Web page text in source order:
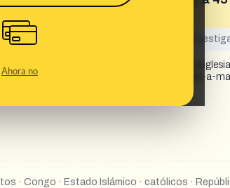
Ahora no
This content has not yet been
machetazos, al menos, a 43 católicos en una
2025/07/28/el-estado-islamico-mata-
· Congo · Estado Islámico · católicos ·